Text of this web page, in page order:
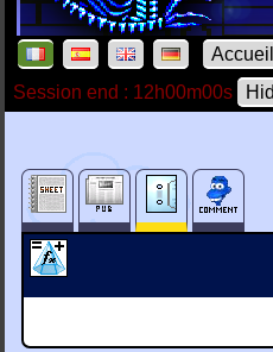
Accueil
Session end : 12h00m00s